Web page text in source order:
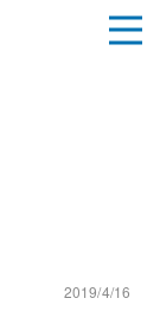
2019/4/16